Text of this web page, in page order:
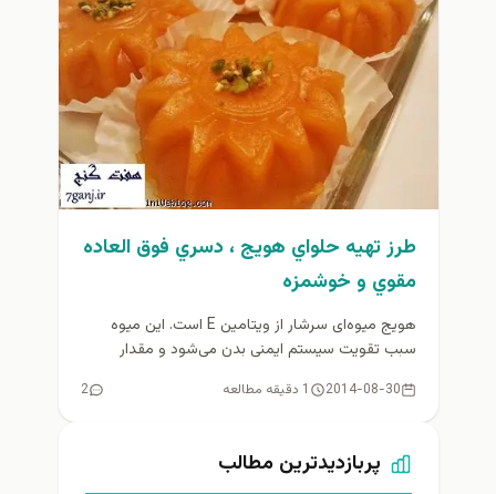
طرز تهيه حلواي هويج ، دسري فوق العاده
مقوي و خوشمزه
هویج میوه‌ای سرشار از ویتامین E است. این میوه
سبب تقویت سیستم ایمنی بدن می‌شود و مقدار
2014-08-30 1 دقیقه مطالعه 2
پربازدیدترین مطالب